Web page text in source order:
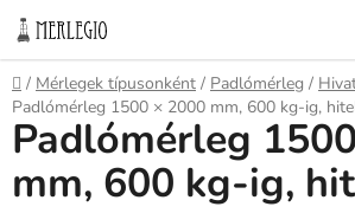
Ugrás
fő
tartalomhoz
Kezdőlap
/ Mérlegek típusonként / Padlómérleg /
Padlómérleg 1500 × 2000 mm, 600 kg-ig,
Padlómérleg
mm, 600 kg-ig,